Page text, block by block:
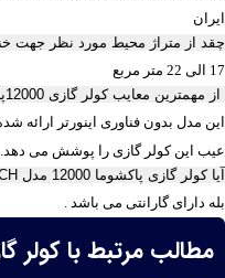
ایران
چقد از متراژ محیط مورد نظر جهت
17 الی 22 متر مربع
از مهمترین معایب کولر گازی 12000پاکشوما چیست ؟
این مدل بدون فناوری اینورتر
عیب این کولر گازی را پوشش می دهد.
آیا کولر گازی پاکشوما 12000 مدل MPB12CH دارای گارانتی می باشد ؟
بله دارای گارانتی می باشد .